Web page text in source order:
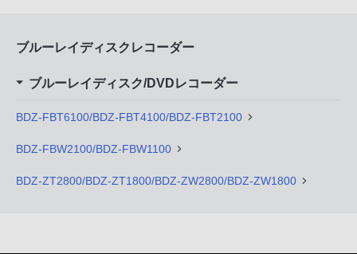
ブルーレイディスクレコーダー
ブルーレイディスク/DVDレコーダー
BDZ-FBT6100/BDZ-FBT4100/BDZ-FBT2100
BDZ-FBW2100/BDZ-FBW1100
BDZ-ZT2800/BDZ-ZT1800/BDZ-ZW2800/BDZ-ZW1800